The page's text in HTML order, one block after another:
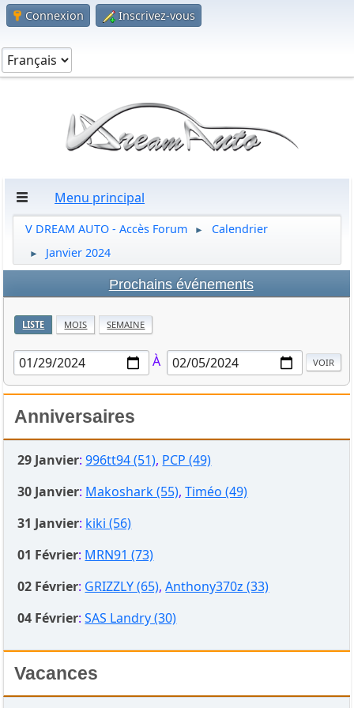
Connexion Inscrivez-vous
Menu principal
V DREAM AUTO - Accès Forum ► Calendrier
► Janvier 2024
Prochains événements
LISTE MOIS SEMAINE
À
Anniversaires
29 Janvier:996tt94 (51), PCP (49)
30 Janvier: Makoshark (55),Timéo (49)
31 Janvier: kiki (56)
01 Février: MRN91 (73)
02 Février: GRIZZLY (65),Anthony370z (33)
04 Février:SAS Landry (30)
Vacances